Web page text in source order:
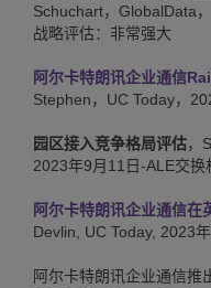
Schuchart，GlobalData
战略评估：非常强大
阿尔卡特朗讯企业通信
Stephen，UC Today，
园区接入竞争格局评估，
2023年9月11日-ALE交
阿尔卡特朗讯企业通信
Devlin, UC Today, 2023
阿尔卡特朗讯企业通信推